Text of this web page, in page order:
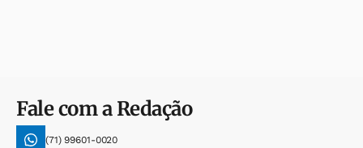
Fale com a Redação
(71) 99601-0020